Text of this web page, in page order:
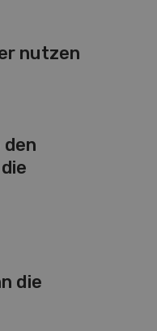
nutzen
die